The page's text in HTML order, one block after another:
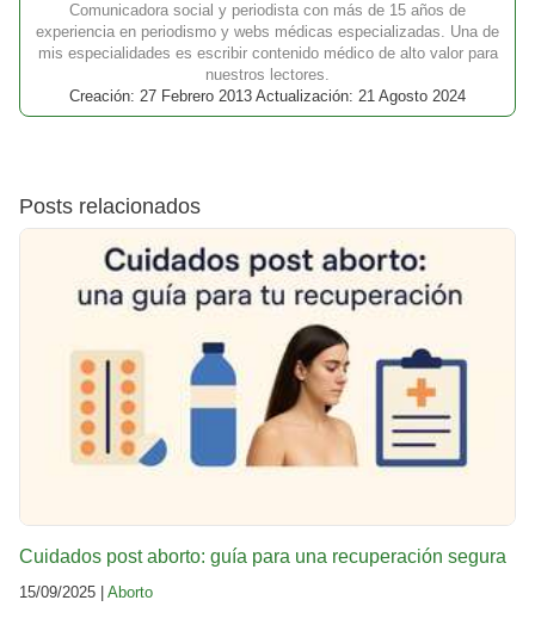
Comunicadora social y periodista con más de 15 años de
experiencia en periodismo y webs médicas especializadas. Una de
mis especialidades es escribir contenido médico de alto valor para
nuestros lectores.
Creación: 27 Febrero 2013 Actualización: 21 Agosto 2024
Posts relacionados
Cuidados post aborto: guía para una recuperación segura
15/09/2025 | Aborto